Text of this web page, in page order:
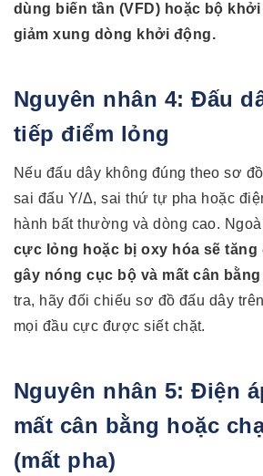
dùng biến tần (VFD) hoặc bộ
giảm xung dòng khởi động.
Nguyên nhân 4: Đấu
tiếp điểm lỏng
Nếu đấu dây không đúng theo sơ
sai đấu Y/Δ, sai thứ tự pha hoặc
hành bất thường và dòng cao.
cực lỏng hoặc bị oxy hóa sẽ tăng
gây nóng cục bộ và mất cân
tra, hãy đối chiếu sơ đồ đấu dây
mọi đầu cực được siết chặt.
Nguyên nhân 5: Điện
mất cân bằng hoặc
(mất pha)